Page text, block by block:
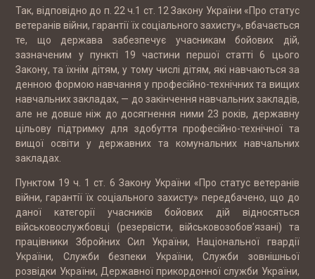
Так, відповідно до п. 22 ч.1 ст. 12 Закону України «Про статус
ветеранів війни, гарантії їх соціального захисту», вбачається
те, що держава забезпечує учасникам бойових дій,
зазначеним у пункті 19 частини першої статті 6 цього
Закону, та їхнім дітям, у тому числі дітям, які навчаються за
денною формою навчання у професійно-технічних та вищих
навчальних закладах, — до закінчення навчальних закладів,
але не довше ніж до досягнення ними 23 років, державну
цільову підтримку для здобуття професійно-технічної та
вищої освіти у державних та комунальних навчальних
закладах.
Пунктом 19 ч. 1 ст. 6 Закону України «Про статус ветеранів
війни, гарантії їх соціального захисту» передбачено, що до
даної категорії учасників бойових дій відносяться
військовослужбовці (резервісти, військовозобов’язані) та
працівники Збройних Сил України, Національної гвардії
України, Служби безпеки України, Служби зовнішньої
розвідки України, Державної прикордонної служби України,